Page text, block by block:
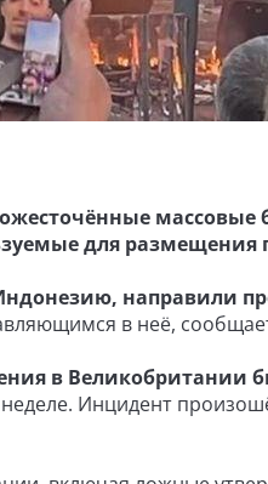
массовые
для
направили
в неё,
в Великобритании
Инцидент